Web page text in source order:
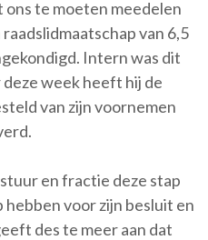
ons te moeten meedelen
van 6,5
Intern was dit
deze week heeft hij de
van zijn voornemen
en fractie deze stap
voor zijn besluit en
des te meer aan dat